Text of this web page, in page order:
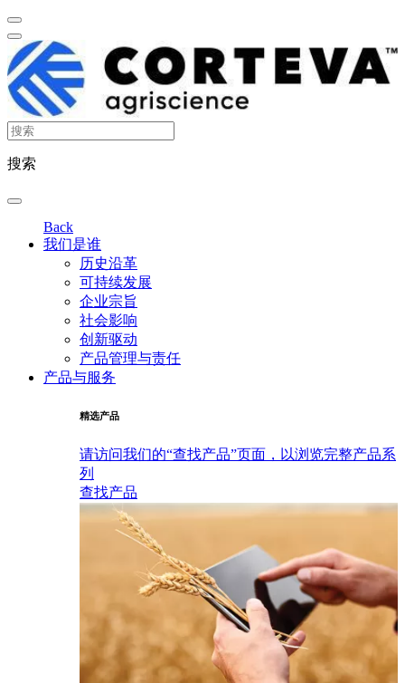
搜索
Back
我们是谁
历史沿革
可持续发展
企业宗旨
社会影响
创新驱动
产品管理与责任
产品与服务
精选产品
请访问我们的“查找产品”页面，以浏览完整产品系
列
查找产品